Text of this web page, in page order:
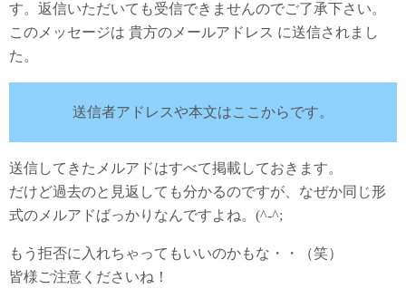
す。返信いただいても受信できませんのでご了承下さい。
このメッセージは 貴方のメールアドレス に送信されまし
た。
送信者アドレスや本文はここからです。
送信してきたメルアドはすべて掲載しておきます。
だけど過去のと見返しても分かるのですが、なぜか同じ形
式のメルアドばっかりなんですよね。(^-^;
もう拒否に入れちゃってもいいのかもな・・（笑）
皆様ご注意くださいね！